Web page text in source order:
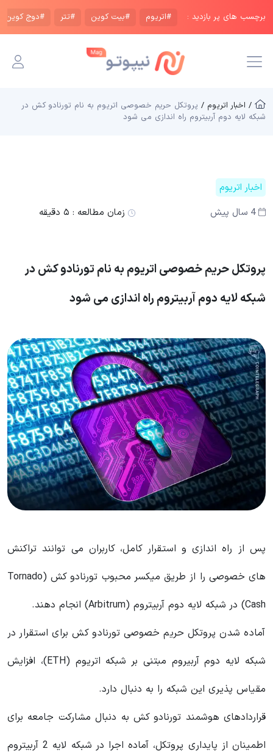
برچسب های پر بازدید : #اتریوم #بیت کوین #تتر #دوج کوین
/ اخبار اتریوم / پروتکل حریم خصوصی اتریوم به نام تورنادو کش در
شبکه لایه دوم آربیتروم راه اندازی می شود
اخبار اتریوم
4 سال پیش
زمان مطالعه : ۵ دقیقه
پروتکل حریم خصوصی اتریوم به نام تورنادو کش در
شبکه لایه دوم آربیتروم راه اندازی می شود
پس از راه اندازی و استقرار کامل، کاربران می توانند تراکنش
های خصوصی را از طریق میکسر محبوب تورنادو کش (Tornado
Cash) در شبکه لایه دوم آربیتروم (Arbitrum) انجام دهند.
آماده شدن پروتکل حریم خصوصی تورنادو کش برای استقرار در
شبکه لایه دوم آربیروم مبتنی بر شبکه اتریوم (ETH)، افزایش
مقیاس پذیری این شبکه را به دنبال دارد.
قراردادهای هوشمند تورنادو کش به دنبال مشارکت‌ جامعه برای
اطمینان از پایداری پروتکل، آماده اجرا در شبکه لایه 2 آربیتروم